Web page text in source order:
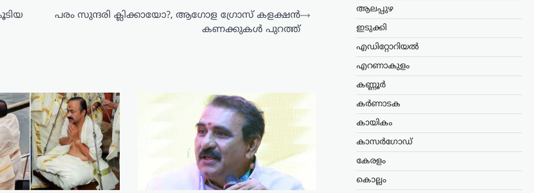
പരം സുന്ദരി ക്ലിക്കായോ?, ആഗോള ഗ്രോസ് കളക്ഷൻ
കണക്കുകള്‍ പുറത്ത്
⟶
ആലപ്പുഴ
ഇടുക്കി
എഡിറ്റോറിയൽ
എറണാകുളം
കണ്ണൂർ
കർണാടക
കായികം
കാസർഗോഡ്
കേരളം
കൊല്ലം